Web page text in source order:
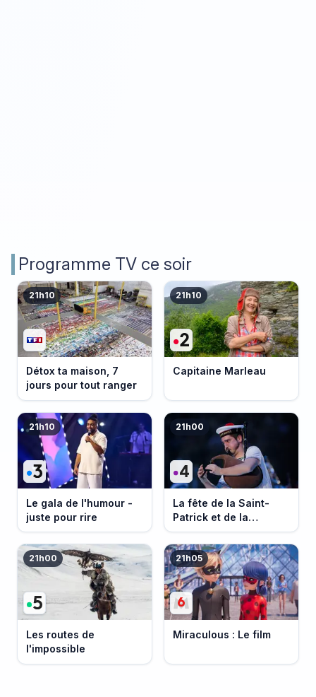
Programme TV ce soir
21h10
Détox ta maison, 7
jours pour tout ranger
21h10
Capitaine Marleau
21h10
Le gala de l'humour -
juste pour rire
21h00
La fête de la Saint-
Patrick et de la
Bretagne
21h00
Les routes de
l'impossible
21h05
Miraculous : Le film